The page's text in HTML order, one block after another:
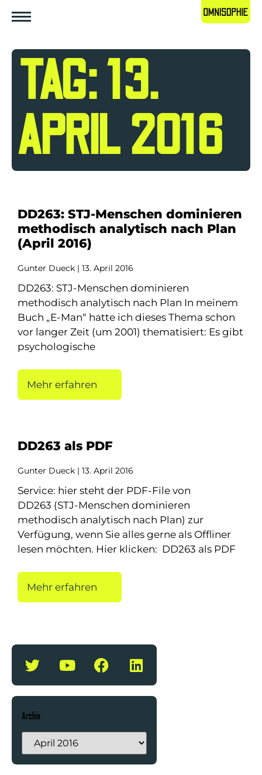
TAG: 13.
APRIL 2016
DD263: STJ-Menschen dominieren
methodisch analytisch nach Plan
(April 2016)
Gunter Dueck 13. April 2016
DD263: STJ-Menschen dominieren
methodisch analytisch nach Plan In meinem
Buch „E-Man“ hatte ich dieses Thema schon
vor langer Zeit (um 2001) thematisiert: Es gibt
psychologische
Mehr erfahren
DD263 als PDF
Gunter Dueck 13. April 2016
Service: hier steht der PDF-File von
DD263 (STJ-Menschen dominieren
methodisch analytisch nach Plan) zur
Verfügung, wenn Sie alles gerne als Offliner
lesen möchten. Hier klicken: DD263 als PDF
Mehr erfahren
Archiv